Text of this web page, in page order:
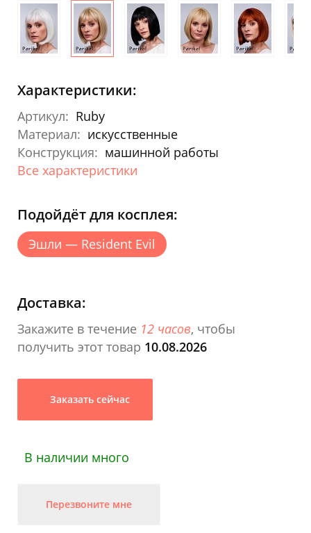
Характеристики:
Артикул: Ruby
Материал: искусственные
Конструкция: машинной работы
Все характеристики
Подойдёт для косплея:
Эшли — Resident Evil
Доставка:
Закажите в течение 12 часов, чтобы
получить этот товар 10.08.2026
Заказать сейчас
В наличии много
Перезвоните мне